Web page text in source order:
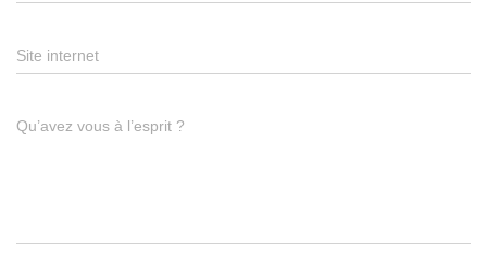
Site internet
Qu’avez vous à l’esprit ?